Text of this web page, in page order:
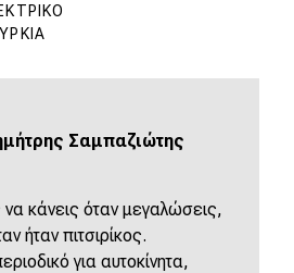
Σαμπαζιώτης
να κάνεις όταν μεγαλώσεις,
ήταν πιτσιρίκος.
για αυτοκίνητα,